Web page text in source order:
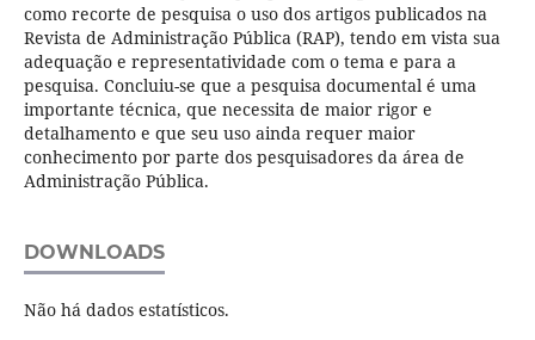
como recorte de pesquisa o uso dos artigos publicados na
Revista de Administração Pública (RAP), tendo em vista sua
adequação e representatividade com o tema e para a
pesquisa. Concluiu-se que a pesquisa documental é uma
importante técnica, que necessita de maior rigor e
detalhamento e que seu uso ainda requer maior
conhecimento por parte dos pesquisadores da área de
Administração Pública.
DOWNLOADS
Não há dados estatísticos.